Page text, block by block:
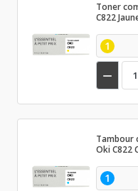
Toner
C822
1

Tambour
Oki C822
1